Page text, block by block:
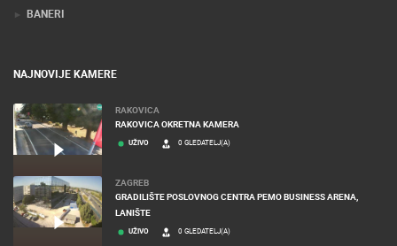
BANERI
NAJNOVIJE KAMERE
RAKOVICA
RAKOVICA OKRETNA KAMERA
UŽIVO 0 GLEDATELJ(A)
ZAGREB
GRADILIŠTE POSLOVNOG CENTRA PEMO BUSINESS ARENA,
LANIŠTE
UŽIVO 0 GLEDATELJ(A)